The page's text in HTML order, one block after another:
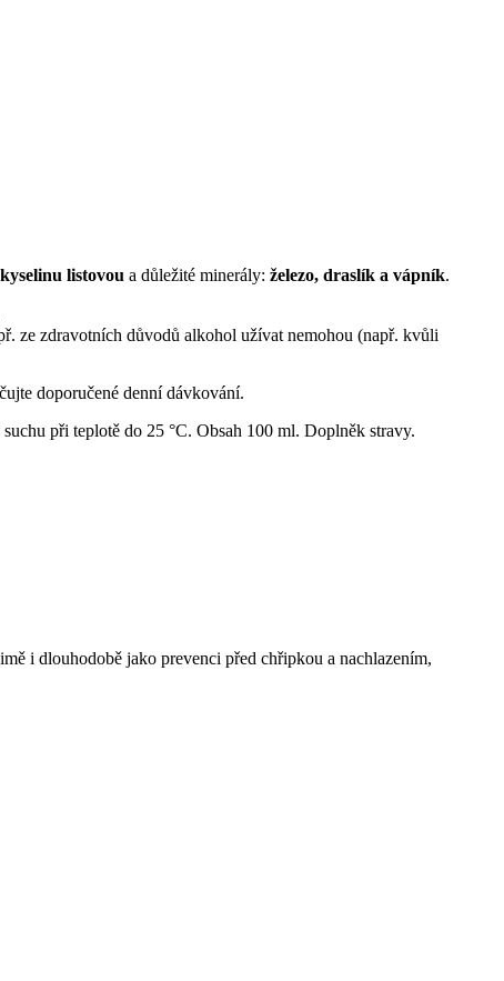
kyselinu listovou a důležité minerály: železo, draslík a vápník.
ze zdravotních důvodů alkohol užívat nemohou (např. kvůli
doporučené denní dávkování.
při teplotě do 25 °C. Obsah 100 ml. Doplněk stravy.
i dlouhodobě jako prevenci před chřipkou a nachlazením,